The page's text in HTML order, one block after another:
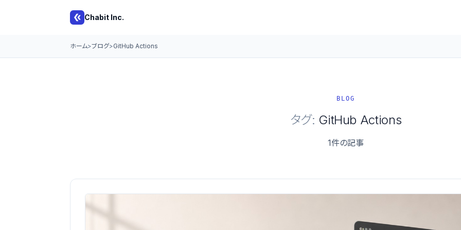
Chabit Inc.
ホーム ブログ GitHub Actions
BLOG
タグ: GitHub Actions
1件の記事